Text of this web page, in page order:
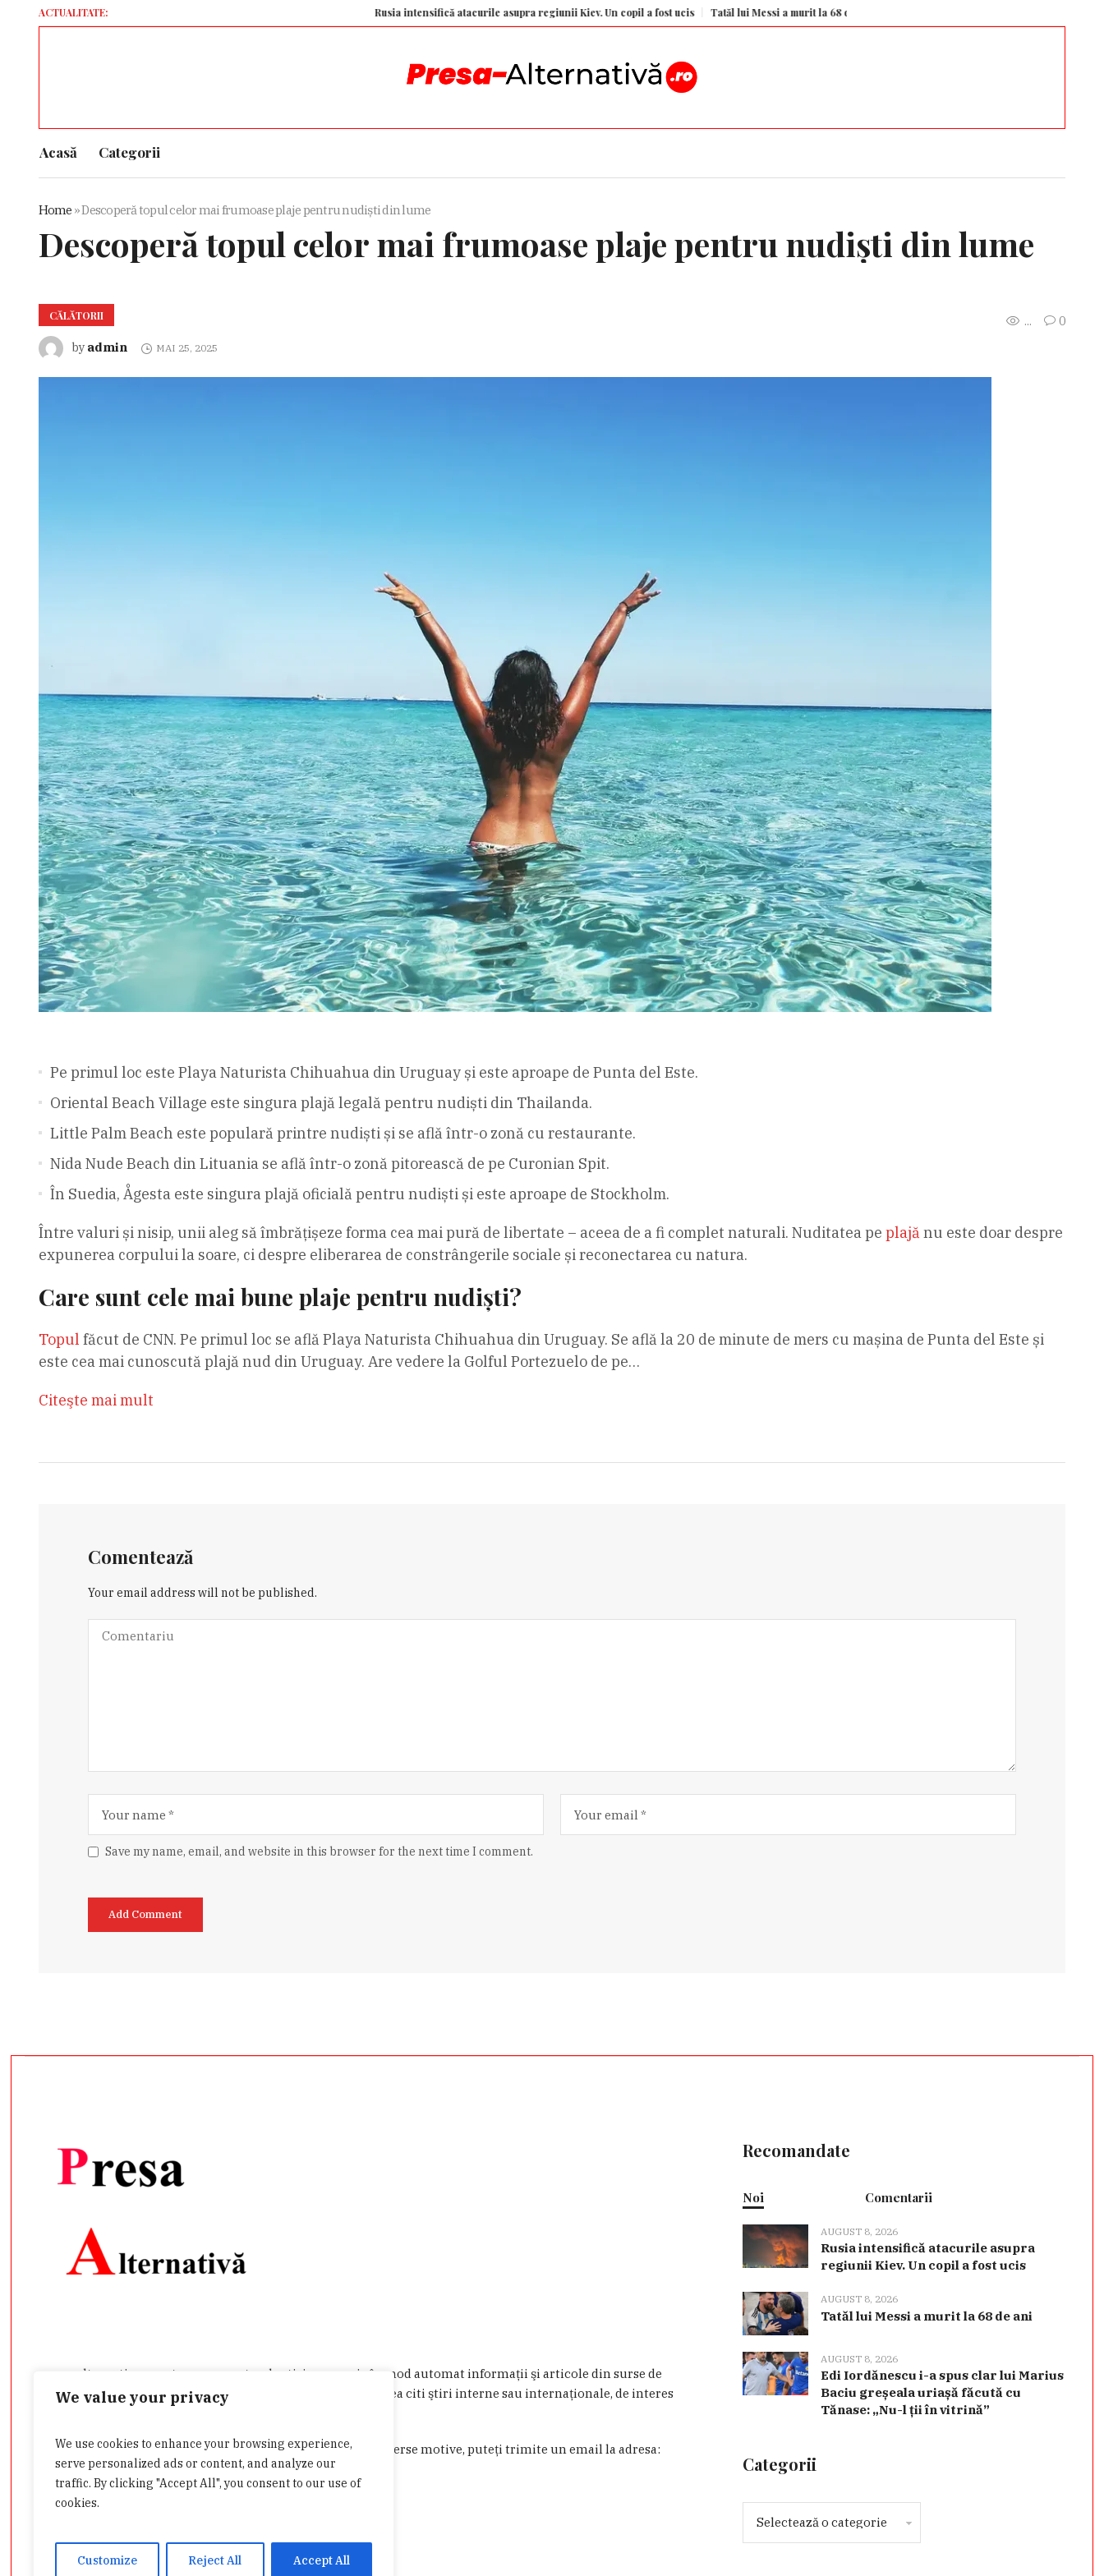
We value your privacy
We use cookies to enhance your browsing experience,
serve personalized ads or content, and analyze our
traffic. By clicking "Accept All", you consent to our use of
cookies.
Customize Reject All Accept All
ACTUALITATE: Rusia intensifică atacurile asupra regiunii Kiev. Un copil a fost ucis Tatăl lui Messi a murit la 68 de ani Edi Iordănescu i-a spus clar lui Marius Baciu greșeala
Acasă Categorii
Home »Descoperă topul celor mai frumoase plaje pentru nudiști din lume
Descoperă topul celor mai frumoase plaje pentru nudiști din lume
CĂLĂTORII ...
0
by admin MAI 25, 2025
Pe primul loc este Playa Naturista Chihuahua din Uruguay și este aproape de Punta del Este.
Oriental Beach Village este singura plajă legală pentru nudiști din Thailanda.
Little Palm Beach este populară printre nudiști și se află într-o zonă cu restaurante.
Nida Nude Beach din Lituania se află într-o zonă pitorească de pe Curonian Spit.
În Suedia, Ågesta este singura plajă oficială pentru nudiști și este aproape de Stockholm.
Între valuri și nisip, unii aleg să îmbrățișeze forma cea mai pură de libertate – aceea de a fi complet naturali. Nuditatea pe plajănu este doar despre
expunerea corpului la soare, ci despre eliberarea de constrângerile sociale și reconectarea cu natura.
Care sunt cele mai bune plaje pentru nudiști?
Topul făcut de CNN. Pe primul loc se află Playa Naturista Chihuahua din Uruguay. Se află la 20 de minute de mers cu mașina de Punta del Este și
este cea mai cunoscută plajă nud din Uruguay. Are vedere la Golful Portezuelo de pe…
Citeşte mai mult
Comentează
Your email address will not be published.
Save my name, email, and website in this browser for the next time I comment.
presa-alternativa.ro este un agregator de ştiri care preia în mod automat informaţii şi articole din surse de
încredere pe care le aduce în atenţia publicului. Aici veţi putea citi ştiri interne sau internaţionale, de interes
Dacă aveţi o ştire de interes sau doriţi să ne contactaţi din diverse motive, puteţi trimite un email la adresa:
admin@presa-alternativa.ro
Recomandate
Noi Comentarii
AUGUST 8, 2026
Rusia intensifică atacurile asupra
regiunii Kiev. Un copil a fost ucis
AUGUST 8, 2026
Tatăl lui Messi a murit la 68 de ani
AUGUST 8, 2026
Edi Iordănescu i-a spus clar lui Marius
Baciu greșeala uriașă făcută cu
Tănase: „Nu-l ții în vitrină”
Categorii